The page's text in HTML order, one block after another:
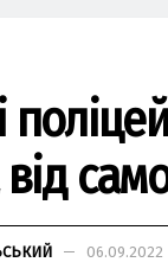
06.09.2022